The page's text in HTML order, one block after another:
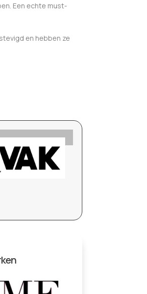
Een echte must-
en hebben ze